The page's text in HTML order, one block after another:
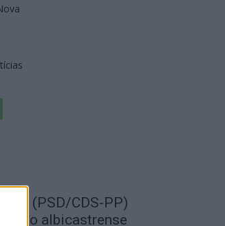
(PSD/CDS-PP)
albicastrense